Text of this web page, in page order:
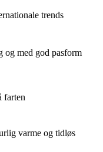
trends
og med god pasform
farten
varme og tidløs